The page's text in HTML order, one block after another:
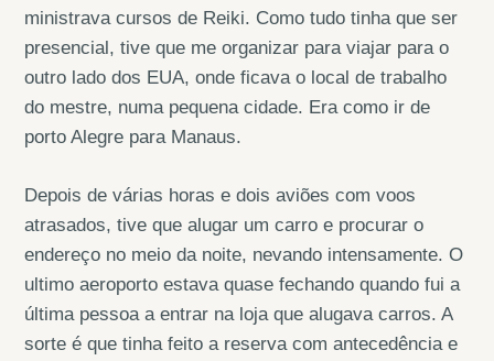
ministrava cursos de Reiki. Como tudo tinha que ser
presencial, tive que me organizar para viajar para o
outro lado dos EUA, onde ficava o local de trabalho
do mestre, numa pequena cidade. Era como ir de
porto Alegre para Manaus.
Depois de várias horas e dois aviões com voos
atrasados, tive que alugar um carro e procurar o
endereço no meio da noite, nevando intensamente. O
ultimo aeroporto estava quase fechando quando fui a
última pessoa a entrar na loja que alugava carros. A
sorte é que tinha feito a reserva com antecedência e